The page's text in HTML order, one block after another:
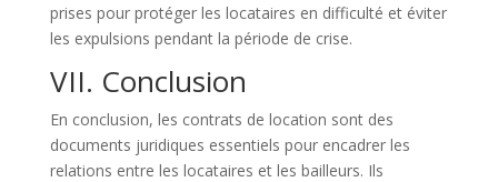
prises pour protéger les locataires en difficulté et éviter
les expulsions pendant la période de crise.
VII. Conclusion
En conclusion, les contrats de location sont des
documents juridiques essentiels pour encadrer les
relations entre les locataires et les bailleurs. Ils